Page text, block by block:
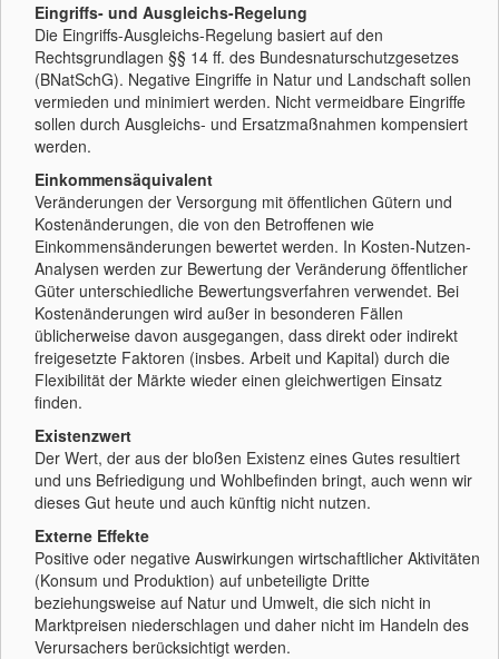
Eingriffs- und Ausgleichs-Regelung
Die Eingriffs-Ausgleichs-Regelung basiert auf den
Rechtsgrundlagen §§ 14 ff. des Bundesnaturschutzgesetzes
(BNatSchG). Negative Eingriffe in Natur und Landschaft sollen
vermieden und minimiert werden. Nicht vermeidbare Eingriffe
sollen durch Ausgleichs- und Ersatzmaßnahmen kompensiert
werden.
Einkommensäquivalent
Veränderungen der Versorgung mit öffentlichen Gütern und
Kostenänderungen, die von den Betroffenen wie
Einkommensänderungen bewertet werden. In Kosten-Nutzen-
Analysen werden zur Bewertung der Veränderung öffentlicher
Güter unterschiedliche Bewertungsverfahren verwendet. Bei
Kostenänderungen wird außer in besonderen Fällen
üblicherweise davon ausgegangen, dass direkt oder indirekt
freigesetzte Faktoren (insbes. Arbeit und Kapital) durch die
Flexibilität der Märkte wieder einen gleichwertigen Einsatz
finden.
Existenzwert
Der Wert, der aus der bloßen Existenz eines Gutes resultiert
und uns Befriedigung und Wohlbefinden bringt, auch wenn wir
dieses Gut heute und auch künftig nicht nutzen.
Externe Effekte
Positive oder negative Auswirkungen wirtschaftlicher Aktivitäten
(Konsum und Produktion) auf unbeteiligte Dritte
beziehungsweise auf Natur und Umwelt, die sich nicht in
Marktpreisen niederschlagen und daher nicht im Handeln des
Verursachers berücksichtigt werden.